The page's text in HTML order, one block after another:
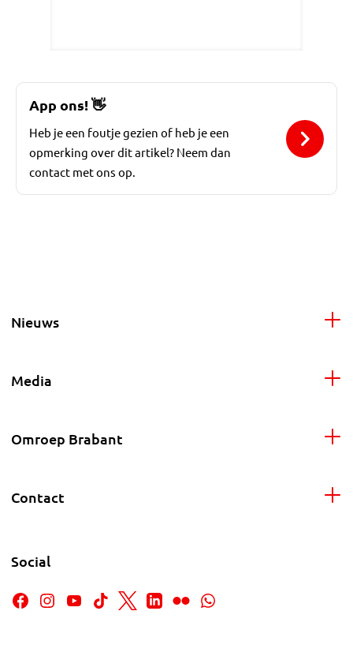
App ons!👋
Heb je een foutje gezien of heb je een
opmerking over dit artikel? Neem dan
contact met ons op.
Nieuws
Media
Omroep Brabant
Contact
Social